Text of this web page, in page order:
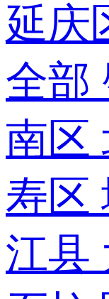
延庆
全部
南区
寿区
江县